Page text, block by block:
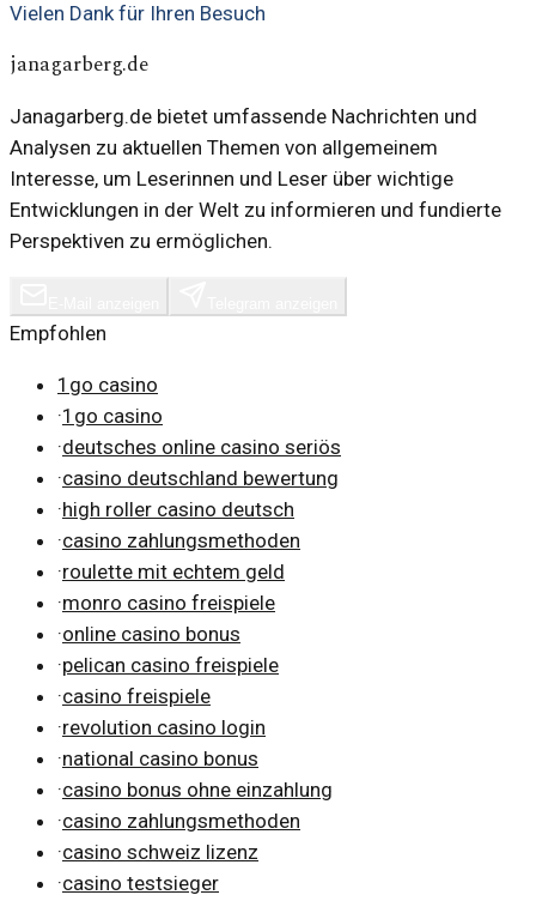
Vielen Dank für Ihren Besuch
janagarberg.de
Janagarberg.de bietet umfassende Nachrichten und
Analysen zu aktuellen Themen von allgemeinem
Interesse, um Leserinnen und Leser über wichtige
Entwicklungen in der Welt zu informieren und fundierte
Perspektiven zu ermöglichen.
Empfohlen
1go casino
·1go casino
·deutsches online casino seriös
·casino deutschland bewertung
·high roller casino deutsch
·casino zahlungsmethoden
·roulette mit echtem geld
·monro casino freispiele
·online casino bonus
·pelican casino freispiele
·casino freispiele
·revolution casino login
·national casino bonus
·casino bonus ohne einzahlung
·casino zahlungsmethoden
·casino schweiz lizenz
·casino testsieger